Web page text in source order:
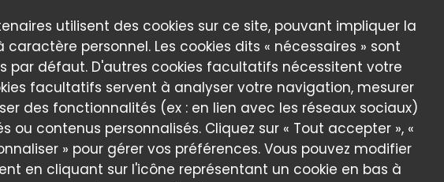
utilisent des cookies sur ce site, pouvant impliquer la
personnel. Les cookies dits « nécessaires » sont
par défaut. D'autres cookies facultatifs nécessitent votre
facultatifs servent à analyser votre navigation, mesurer
des fonctionnalités (ex : en lien avec les réseaux sociaux)
ou contenus personnalisés. Cliquez sur « Tout accepter », «
» pour gérer vos préférences. Vous pouvez modifier
en cliquant sur l'icône représentant un cookie en bas à
Bar Hay